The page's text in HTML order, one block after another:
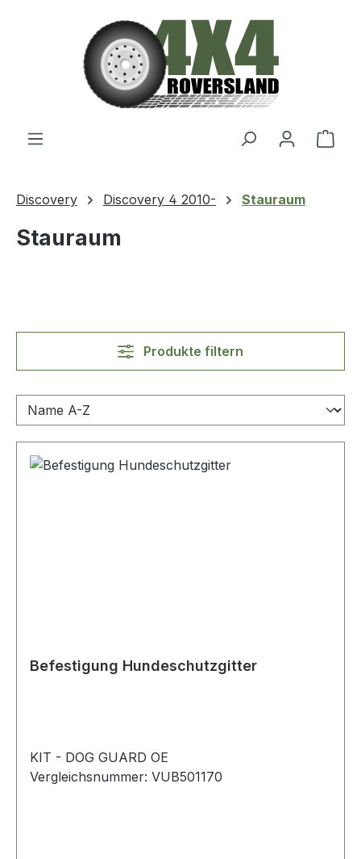
Zum Hauptinhalt springen
Discovery Discovery 4 2010- Stauraum
Stauraum
Produkte filtern
Befestigung Hundeschutzgitter
KIT - DOG GUARD OE
Vergleichsnummer: VUB501170